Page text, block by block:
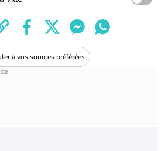
à vos sources préférées